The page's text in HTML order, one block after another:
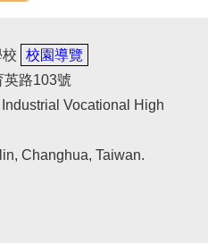
校園導覽
英路103號
Vocational High
Changhua, Taiwan.